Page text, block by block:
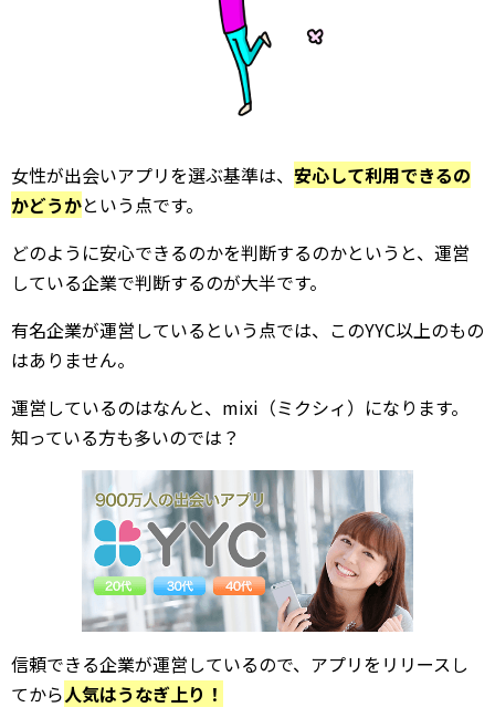
女性が出会いアプリを選ぶ基準は、 安心して利用できるの
かどうかという点です。
どのように安心できるのかを判断するのかというと、運営
している企業で判断するのが大半です。
有名企業が運営しているという点では、このYYC以上のもの
はありません。
運営しているのはなんと、mixi（ミクシィ）になります。
知っている方も多いのでは？
信頼できる企業が運営しているので、アプリをリリースし
てから人気はうなぎ上り！